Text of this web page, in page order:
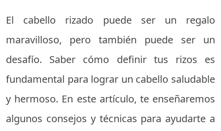
El cabello rizado puede ser un regalo
maravilloso, pero también puede ser un
desafío. Saber cómo definir tus rizos es
fundamental para lograr un cabello saludable
y hermoso. En este artículo, te enseñaremos
algunos consejos y técnicas para ayudarte a